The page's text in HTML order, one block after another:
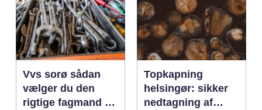
Vvs sorø sådan
vælger du den
rigtige fagmand til
Topkapning
helsingør: sikker
nedtagning af